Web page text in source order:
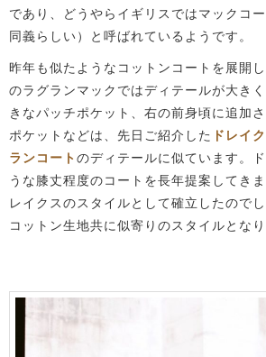
であり、どうやらイギリスではマックコ
同義らしい）と呼ばれているようです。
昨年も似たようなコットンコートを展開
のラグランマックではディテールが大き
きなパッチポケット、右の前身頃に追加
ポケットなどは、先日ご紹介した ドレイ
ランコートのディテールに似ています。
うな膝丈程度のコートを長年提案してき
レイクスのスタイルとして確立したので
コットン生地共に似寄りのスタイルとなり